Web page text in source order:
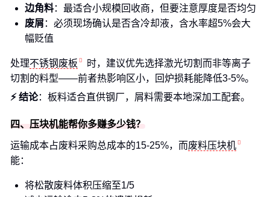
边角料：最适合小规模回收商，但要注意厚度是否均匀
废屑 ：必须现场确认是否含冷却液，含水率超5%会大
幅贬值
处理不锈钢废板
时，建议优先选择激光切割而非等离子
切割的料型——前者热影响区小，回炉损耗能降低3-5%。
⚡ 结论：板料适合直供钢厂，屑料需要本地深加工配套。
四、压块机能帮你多赚多少钱？
运输成本占废料采购总成本的15-25%，而废料压块机
能：
将松散废料体积压缩至1/5